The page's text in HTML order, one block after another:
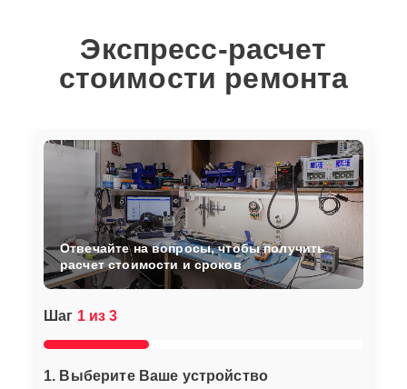
Экспресс-расчет
стоимости ремонта
Шаг 1 из 3
1. Выберите Ваше устройство
Отвечайте на вопросы, чтобы получить
расчет стоимости и сроков